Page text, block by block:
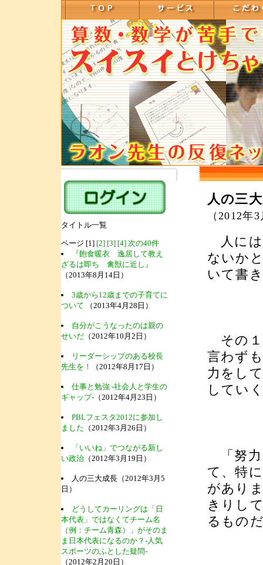
タイトル一覧
ページ [1] [2] [3] [4] 次の40件
『飽食暖衣 逸居して教え
ざるは即ち 禽獣に近し』
（2013年8月14日）
3歳から12歳までの子育てに
ついて
（2013年4月28日）
自分がこうなったのは親の
せいだ（2012年10月2日）
リーダーシップのある校長
先生を！
（2012年8月17日）
仕事と勉強 -社会人と学生の
ギャップ-（2012年4月23日）
PBLフェスタ2012に参加し
ました （2012年3月26日）
「いいね」でつながる新し
い政治（2012年3月19日）
人の三大成長（2012年3月5
日）
どうしてカーリングは「日
本代表」ではなくてチーム名
（例：チーム青森）」がそのま
ま日本代表になるのか？-人気
スポーツのふとした疑問-
（2012年2月20日）
人の三
（2012年
人には
ないか
いて書
その１
言わず
力をし
してい
「努力
て、特
があり
きりし
るもの